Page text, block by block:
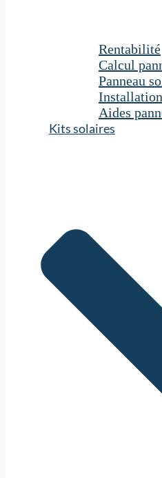
Rentabilité
Calcul
Panneau
Aides
Kits solaires